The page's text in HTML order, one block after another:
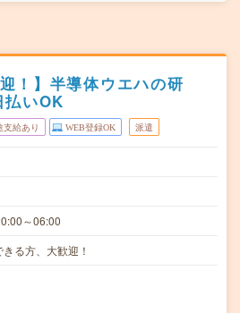
！】半導体ウエハの研
払いOK
支給あり WEB登録OK 派遣
～06:00
る方、大歓迎！